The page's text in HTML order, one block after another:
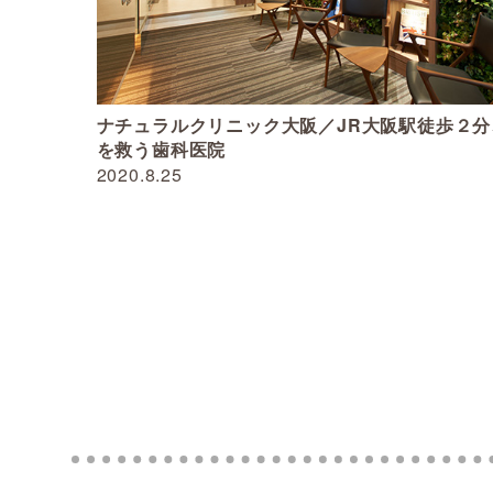
2020.8.25
ナチュラルクリニック大阪／JR大阪駅徒歩２
を救う歯科医院